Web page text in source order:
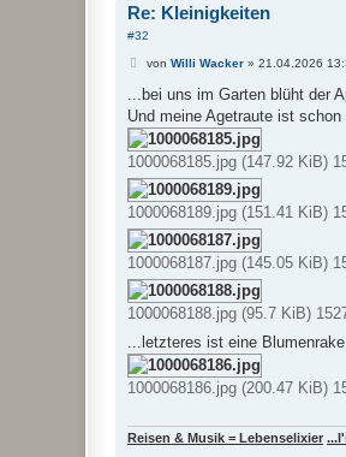
Re: Kleinigkeiten
#32
B
i
r
a
g
von Willi Wacker» 21.04.2026
...bei uns im Garten blüht der
Und meine Agetraute ist
1000068185.jpg (147.92 KiB)
1000068189.jpg (151.41 KiB)
1000068187.jpg (145.05 KiB)
1000068188.jpg (95.7 KiB)
...letzteres ist eine
1000068186.jpg (200.47 KiB)
Reisen & Musik = Lebenselixier